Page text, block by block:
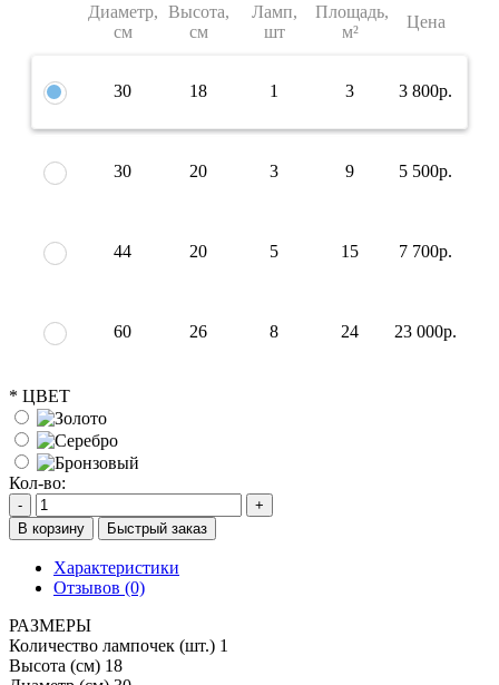
Диаметр,
см
Высота,
см
Ламп,
шт
Площадь,
м²
Цена
30 18 1 3 3 800р.
30 20 3 9 5 500р.
44 20 5 15 7 700р.
60 26 8 24 23 000р.
* ЦВЕТ
Кол-во:
-
+
В корзину
Быстрый заказ
Характеристики
Отзывов (0)
РАЗМЕРЫ
Количество лампочек (шт.) 1
Высота (см) 18